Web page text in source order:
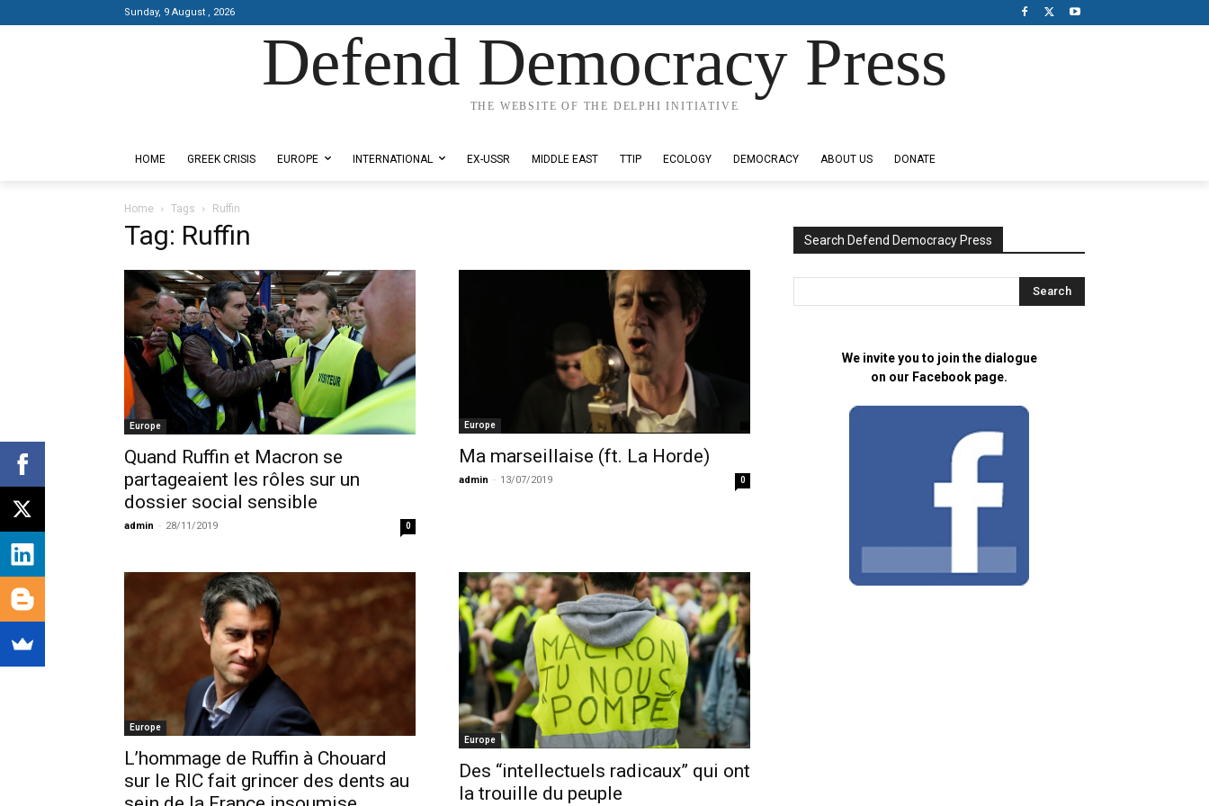
Sunday, 9 August , 2026
Defend Democracy Press
THE WEBSITE OF THE DELPHI INITIATIVE
HOME GREEK CRISIS EUROPE INTERNATIONAL EX-USSR MIDDLE EAST TTIP ECOLOGY DEMOCRACY ABOUT US DONATE
Home Tags Ruffin
Tag: Ruffin
Europe
Quand Ruffin et Macron se
partageaient les rôles sur un
dossier social sensible
admin - 28/11/2019 0
Europe
Ma marseillaise (ft. La Horde)
admin - 13/07/2019 0
Europe
L’hommage de Ruffin à Chouard
sur le RIC fait grincer des dents au
Europe
Des “intellectuels radicaux” qui ont
la trouille du peuple
Search Defend Democracy Press
We invite you to join the dialogue
on our Facebook page.